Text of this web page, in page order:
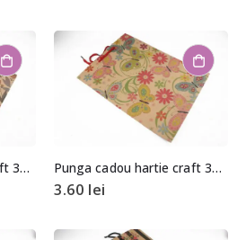
Punga cadou hartie craft 33x24x8cm Punga cadou hartie craft 33x24x8cm
3.60 lei